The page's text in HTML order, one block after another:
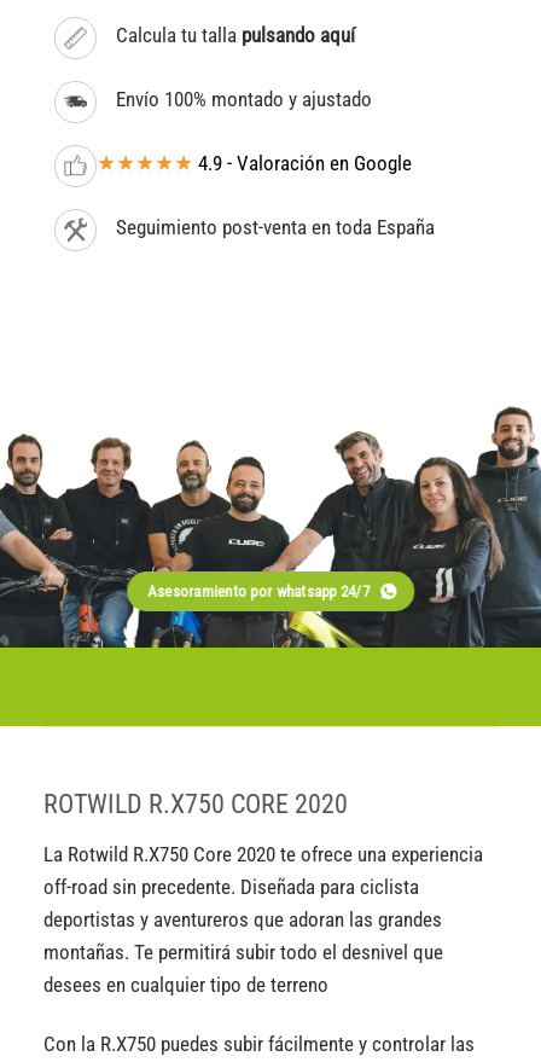
Calcula tu talla pulsando aquí
Envío 100% montado y ajustado
★★★★★ 4.9 - Valoración en Google
Seguimiento post-venta en toda España
Asesoramiento por whatsapp 24/7
ROTWILD R.X750 CORE 2020
La Rotwild R.X750 Core 2020 te ofrece una experiencia
off-road sin precedente. Diseñada para ciclista
deportistas y aventureros que adoran las grandes
montañas. Te permitirá subir todo el desnivel que
desees en cualquier tipo de terreno
Con la R.X750 puedes subir fácilmente y controlar las